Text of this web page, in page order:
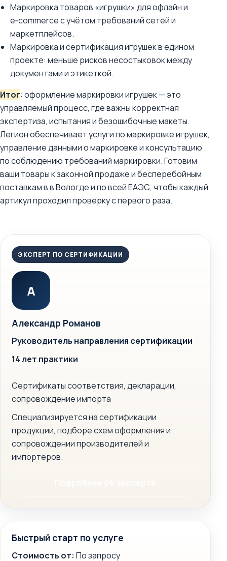
Маркировка товаров «игрушки» для офлайн и
e‑commerce с учётом требований сетей и
маркетплейсов.
Маркировка и сертификация игрушек в едином
проекте: меньше рисков несостыковок между
документами и этикеткой.
Итог: оформление маркировки игрушек — это
управляемый процесс, где важны корректная
экспертиза, испытания и безошибочные макеты.
Легион обеспечивает услуги по маркировке игрушек,
управление данными о маркировке и консультацию
по соблюдению требований маркировки. Готовим
ваши товары к законной продаже и бесперебойным
поставкам в в Вологде и по всей ЕАЭС, чтобы каждый
артикул проходил проверку с первого раза.
ЭКСПЕРТ ПО СЕРТИФИКАЦИИ
А
Александр Романов
Руководитель направления сертификации
14 лет практики
Сертификаты соответствия, декларации,
сопровождение импорта
Специализируется на сертификации
продукции, подборе схем оформления и
сопровождении производителей и
импортеров.
Быстрый старт по услуге
Стоимость от: По запросу